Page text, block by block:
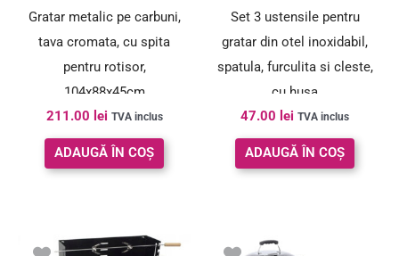
Gratar metalic pe carbuni,
tava cromata, cu spita
pentru rotisor,
104x88x45cm
211.00 lei TVA inclus
ADAUGĂ ÎN COȘ
Set 3 ustensile pentru
gratar din otel inoxidabil,
spatula, furculita si cleste,
cu husa
47.00 lei TVA inclus
ADAUGĂ ÎN COȘ